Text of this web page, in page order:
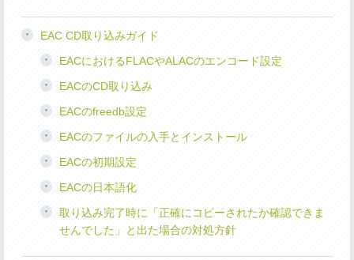
EAC CD取り込みガイド
EACにおけるFLACやALACのエンコード設定
EACのCD取り込み
EACのfreedb設定
EACのファイルの入手とインストール
EACの初期設定
EACの日本語化
取り込み完了時に「正確にコピーされたか確認できま
せんでした」と出た場合の対処方針